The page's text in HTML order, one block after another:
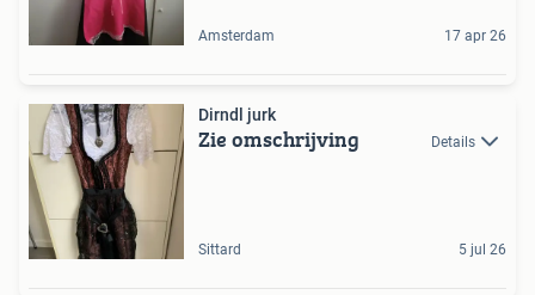
Amsterdam 17 apr 26
Dirndl jurk
Zie omschrijving Details
Sittard 5 jul 26